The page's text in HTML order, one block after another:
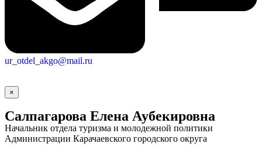
ur_otdel_akgo@mail.ru
×
Салпагарова Елена Аубекировна
Начальник отдела туризма и молодежной политики
Администрации Карачаевского городского округа